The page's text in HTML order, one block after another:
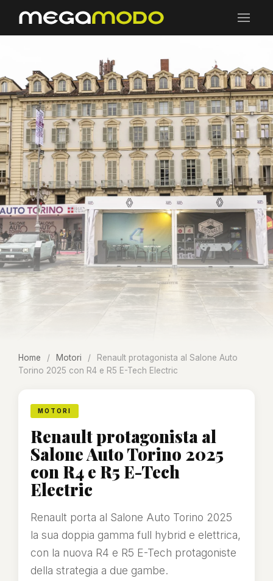
Home / Motori /
Renault protagonista al Salone Auto
Torino 2025 con R4 e R5 E-Tech Electric
MOTORI
Renault protagonista al
Salone Auto Torino 2025
con R4 e R5 E-Tech
Electric
Renault porta al Salone Auto Torino 2025
la sua doppia gamma full hybrid e elettrica,
con la nuova R4 e R5 E-Tech protagoniste
della strategia a due gambe.